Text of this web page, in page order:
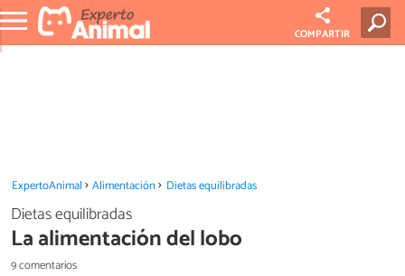
COMPARTIR
ExpertoAnimal Alimentación Dietas equilibradas
Dietas equilibradas
La alimentación del lobo
9 comentarios